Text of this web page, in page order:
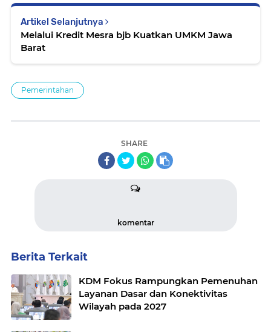
Artikel Selanjutnya
Melalui Kredit Mesra bjb Kuatkan UMKM Jawa
Barat
Pemerintahan
SHARE
komentar
Berita Terkait
KDM Fokus Rampungkan Pemenuhan
Layanan Dasar dan Konektivitas
Wilayah pada 2027